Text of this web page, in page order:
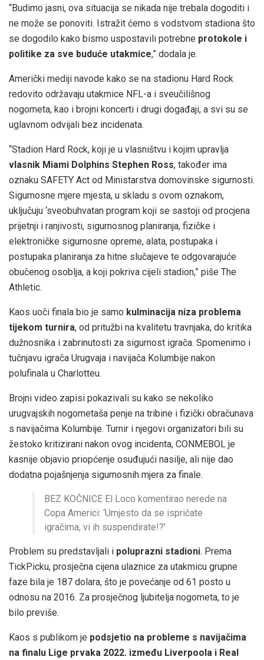
“Budimo jasni, ova situacija se nikada nije trebala dogoditi i
ne može se ponoviti. Istražit ćemo s vodstvom stadiona što
se dogodilo kako bismo uspostavili potrebne protokole i
politike za sve buduće utakmice,” dodala je.
Američki mediji navode kako se na stadionu Hard Rock
redovito održavaju utakmice NFL-a i sveučilišnog
nogometa, kao i brojni koncerti i drugi događaji, a svi su se
uglavnom odvijali bez incidenata.
“Stadion Hard Rock, koji je u vlasništvu i kojim upravlja
vlasnik Miami Dolphins Stephen Ross, također ima
oznaku SAFETY Act od Ministarstva domovinske sigurnosti.
Sigurnosne mjere mjesta, u skladu s ovom oznakom,
uključuju ‘sveobuhvatan program koji se sastoji od procjena
prijetnji i ranjivosti, sigurnosnog planiranja, fizičke i
elektroničke sigurnosne opreme, alata, postupaka i
postupaka planiranja za hitne slučajeve te odgovarajuće
obučenog osoblja, a koji pokriva cijeli stadion,” piše The
Athletic.
Kaos uoči finala bio je samo kulminacija niza problema
tijekom turnira, od pritužbi na kvalitetu travnjaka, do kritika
dužnosnika i zabrinutosti za sigurnost igrača. Spomenimo i
tučnjavu igrača Urugvaja i navijača Kolumbije nakon
polufinala u Charlotteu.
Brojni video zapisi pokazivali su kako se nekoliko
urugvajskih nogometaša penje na tribine i fizički obračunava
s navijačima Kolumbije. Turnir i njegovi organizatori bili su
žestoko kritizirani nakon ovog incidenta, CONMEBOL je
kasnije objavio priopćenje osuđujući nasilje, ali nije dao
dodatna pojašnjenja sigurnosnih mjera za finale.
BEZ KOČNICE El Loco komentirao nerede na
Copa Americi: ‘Umjesto da se ispričate
igračima, vi ih suspendirate!?’
Problem su predstavljali i poluprazni stadioni. Prema
TickPicku, prosječna cijena ulaznice za utakmicu grupne
faze bila je 187 dolara, što je povećanje od 61 posto u
odnosu na 2016. Za prosječnog ljubitelja nogometa, to je
bilo previše.
Kaos s publikom je podsjetio na probleme s navijačima
na finalu Lige prvaka 2022. između Liverpoola i Real